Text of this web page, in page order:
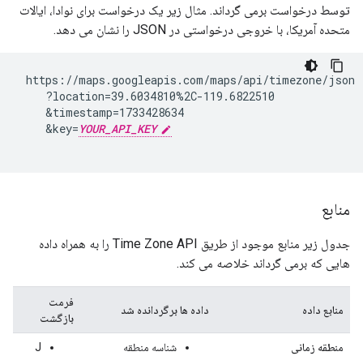
توسط درخواست برمی گرداند. مثال زیر یک درخواست برای نوادا، ایالات
متحده آمریکا، با خروجی درخواستی در JSON را نشان می دهد.
https://maps.googleapis.com/maps/api/timezone/json
    ?location=39.6034810%2C-119.6822510
    &timestamp=1733428634
    &key=
YOUR_API_KEY
منابع
جدول زیر منابع موجود از طریق Time Zone API را به همراه داده
هایی که برمی گرداند خلاصه می کند.
منابع داده داده ها برگردانده شد
فرمت
بازگشت
منطقه زمانی
شناسه منطقه
J